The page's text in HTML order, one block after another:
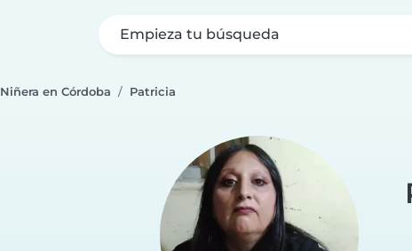
Empieza tu búsqueda
Niñera en Córdoba Patricia